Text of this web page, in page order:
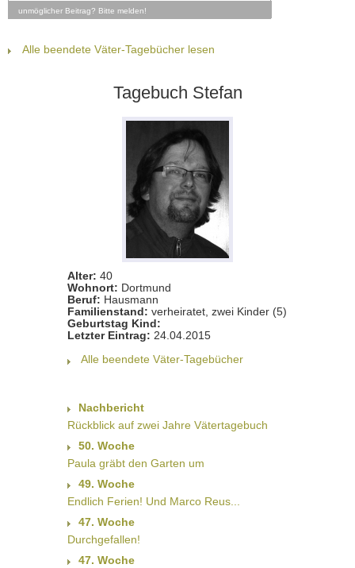
unmöglicher Beitrag? Bitte melden!
Alle beendete Väter-Tagebücher lesen
Tagebuch Stefan
Alter: 40
Wohnort: Dortmund
Beruf: Hausmann
Familienstand: verheiratet, zwei Kinder (5)
Geburtstag Kind:
Letzter Eintrag: 24.04.2015
Alle beendete Väter-Tagebücher
Nachbericht
Rückblick auf zwei Jahre Vätertagebuch
50. Woche
Paula gräbt den Garten um
49. Woche
Endlich Ferien! Und Marco Reus...
47. Woche
Durchgefallen!
47. Woche